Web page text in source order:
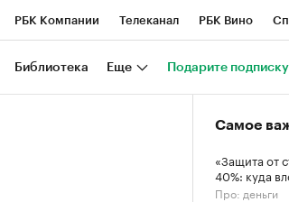
РБК Компании Телеканал РБК Вино
Национальные проекты Город
Библиотека Еще Подарите подписку
Самое
«Защита от
40%: куда
Про: деньги